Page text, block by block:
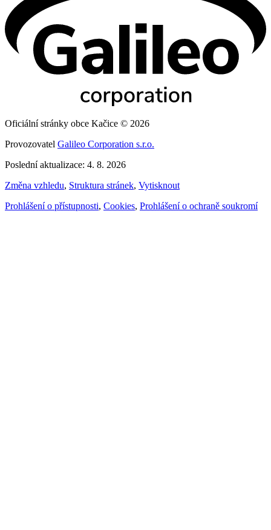
Oficiální stránky obce Kačice © 2026
Provozovatel Galileo Corporation s.r.o.
Poslední aktualizace: 4. 8. 2026
Změna vzhledu, Struktura stránek, Vytisknout
Prohlášení o přístupnosti, Cookies, Prohlášení o ochraně soukromí